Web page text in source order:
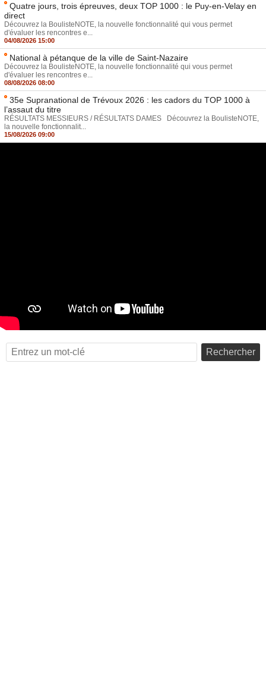
Quatre jours, trois épreuves, deux TOP 1000 : le Puy-en-Velay en
direct
Découvrez la BoulisteNOTE, la nouvelle fonctionnalité qui vous permet
d'évaluer les rencontres e...
04/08/2026 15:00
National à pétanque de la ville de Saint-Nazaire
Découvrez la BoulisteNOTE, la nouvelle fonctionnalité qui vous permet
d'évaluer les rencontres e...
08/08/2026 08:00
35e Supranational de Trévoux 2026 : les cadors du TOP 1000 à
l’assaut du titre
RÉSULTATS MESSIEURS / RÉSULTATS DAMES Découvrez la BoulisteNOTE,
la nouvelle fonctionnalit...
15/08/2026 09:00
Rechercher